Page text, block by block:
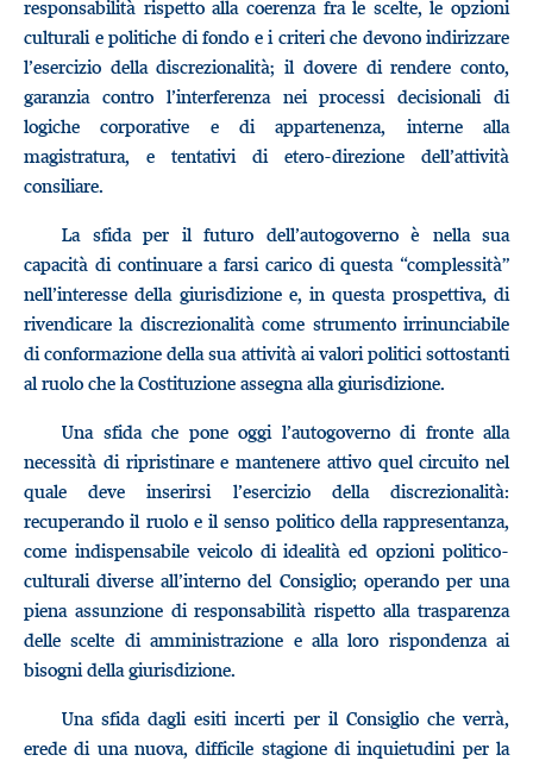
responsabilità rispetto alla coerenza fra le scelte, le opzioni
culturali e politiche di fondo e i criteri che devono indirizzare
l’esercizio della discrezionalità; il dovere di rendere conto,
garanzia contro l’interferenza nei processi decisionali di
logiche corporative e di appartenenza, interne alla
magistratura, e tentativi di etero-direzione dell’attività
consiliare.
La sfida per il futuro dell’autogoverno è nella sua
capacità di continuare a farsi carico di questa “complessità”
nell’interesse della giurisdizione e, in questa prospettiva, di
rivendicare la discrezionalità come strumento irrinunciabile
di conformazione della sua attività ai valori politici sottostanti
al ruolo che la Costituzione assegna alla giurisdizione.
Una sfida che pone oggi l’autogoverno di fronte alla
necessità di ripristinare e mantenere attivo quel circuito nel
quale deve inserirsi l’esercizio della discrezionalità:
recuperando il ruolo e il senso politico della rappresentanza,
come indispensabile veicolo di idealità ed opzioni politico-
culturali diverse all’interno del Consiglio; operando per una
piena assunzione di responsabilità rispetto alla trasparenza
delle scelte di amministrazione e alla loro rispondenza ai
bisogni della giurisdizione.
Una sfida dagli esiti incerti per il Consiglio che verrà,
erede di una nuova, difficile stagione di inquietudini per la